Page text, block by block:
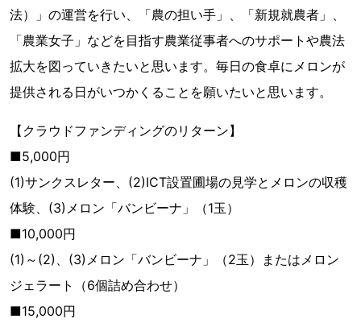
法）」の運営を行い、「農の担い手」、「新規就農者」、
「農業女子」などを目指す農業従事者へのサポートや農法
拡大を図っていきたいと思います。毎日の食卓にメロンが
提供される日がいつかくることを願いたいと思います。
【クラウドファンディングのリターン】
■5,000円
(1)サンクスレター、(2)ICT設置圃場の見学とメロンの収穫
体験、(3)メロン「バンビーナ」（1玉）
■10,000円
(1)～(2)、(3)メロン「バンビーナ」（2玉）またはメロン
ジェラート（6個詰め合わせ）
■15,000円